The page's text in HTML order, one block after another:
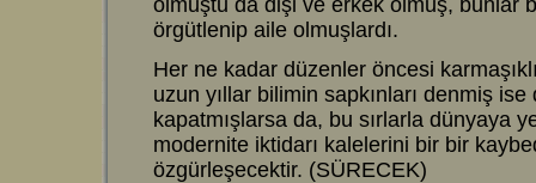
olmuştu da dişi ve erkek olmuş, bunlar
örgütlenip aile olmuşlardı.
Her ne kadar düzenler öncesi
uzun yıllar bilimin sapkınları denmiş ise
kapatmışlarsa da, bu sırlarla dünyaya
modernite iktidarı kalelerini bir bir
özgürleşecektir. (SÜRECEK)